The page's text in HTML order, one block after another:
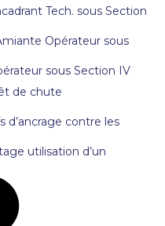
Tech. sous Section
Opérateur sous
sous Section IV
de chute
d’ancrage contre les
utilisation d’un